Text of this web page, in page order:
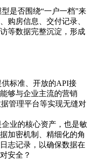
是否围绕“一户一档”来
购房信息、交付记录、
等数据完整沉淀，形成
供标准、开放的API接
够与企业主流的营销
管理平台等实现无缝对
业的核心资产，也是敏
加密机制、精细化的角
志记录，以确保数据在
安全？